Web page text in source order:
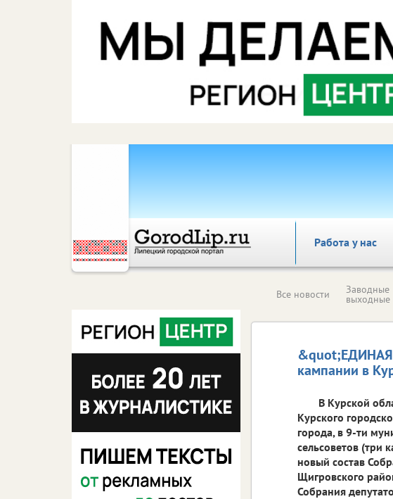
Работа у нас
Все новости Заводные
выходные
&quot;ЕДИНАЯ
кампании в
В Курской
Курского
города, в 9-ти
сельсоветов (три
новый состав
Щигровского
Собрания